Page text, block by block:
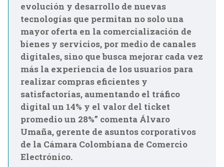
evolución y desarrollo de nuevas
tecnologías que permitan no solo una
mayor oferta en la comercialización de
bienes y servicios, por medio de canales
digitales, sino que busca mejorar cada vez
más la experiencia de los usuarios para
realizar compras eficientes y
satisfactorias, aumentando el tráfico
digital un 14% y el valor del ticket
promedio un 28%” comenta Álvaro
Umaña, gerente de asuntos corporativos
de la Cámara Colombiana de Comercio
Electrónico.